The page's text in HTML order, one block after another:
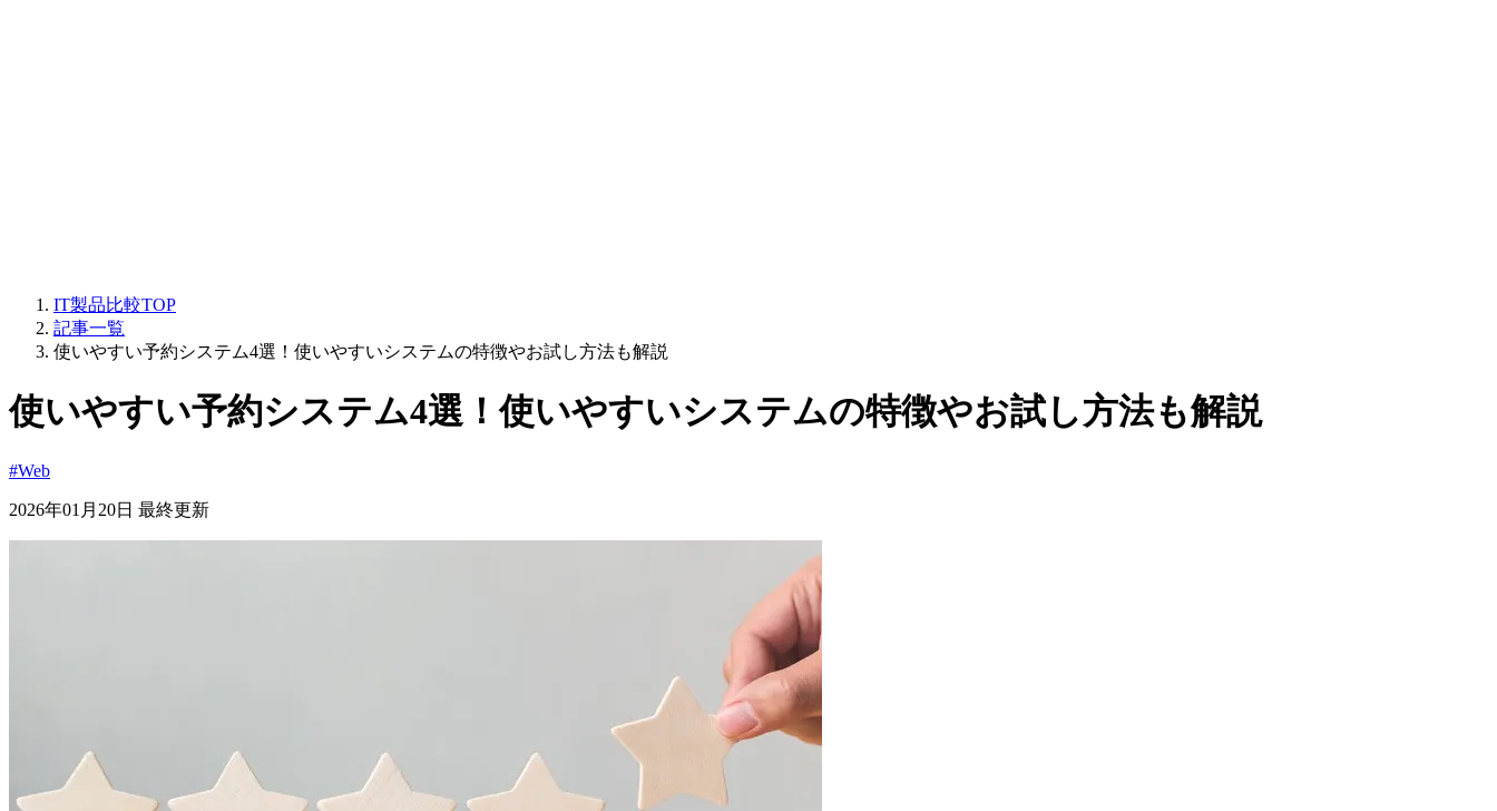
IT製品比較TOP
記事一覧
使いやすい予約システム4選！使いやすいシステムの特徴やお試し方法も解説
使いやすい予約システム4選！使いやすいシステムの特徴やお試し方法も解説
#Web
2026年01月20日 最終更新